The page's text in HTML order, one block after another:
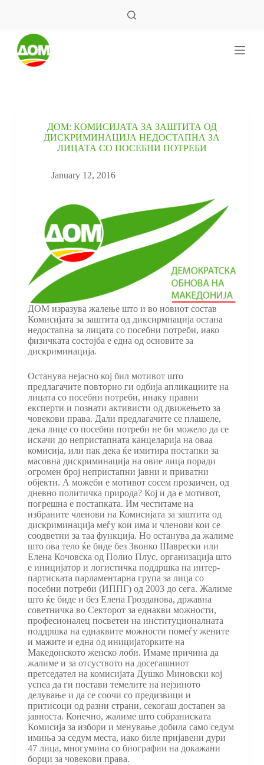
ДОМ: КОМИСИЈАТА ЗА ЗАШТИТА ОД
ДИСКРИМИНАЦИЈА НЕДОСТАПНА ЗА
ЛИЦАТА СО ПОСЕБНИ ПОТРЕБИ
January 12, 2016
ДОМ изразува жалење што и во новиот состав
Комисијата за заштита од диксирмнација остана
недостапна за лицата со посебни потреби, иако
физичката состојба е една од основите за
дискриминација.
Останува нејасно кој бил мотивот што
предлагачите повторно ги одбија апликациите на
лицата со посебни потреби, инаку правни
експерти и познати активисти од движењето за
човекови права. Дали предлагачите се плашеле,
дека лице со посебни потреби не би можело да се
искачи до непристапната канцеларија на оваа
комисија, или пак дека ќе имитира постапки за
масовна дискриминација на овие лица поради
огромен број непристапни јавни и приватни
објекти. А можеби е мотивот сосем прозаичен, од
дневно политичка природа? Кој и да е мотивот,
погрешна е постапката. Им честитаме на
избраните членови на Комисијата за заштита од
дискриминација меѓу кои има и членови кои се
соодветни за таа функција. Но останува да жалиме
што ова тело ќе биде без Звонко Шаврески или
Елена Кочовска од Полио Плус, организација што
е иницијатор и логистичка поддршка на интер-
партиската парламентарна група за лица со
посебни потреби (ИППГ) од 2003 до сега. Жалиме
што ќе биде и без Елена Грозданова, државна
советничка во Секторот за еднакви можности,
професионалец посветен на институционалната
поддршка на еднаквите можности помеѓу жените
и мажите и една од иницијаторките на
Македонското женско лоби. Имаме причина да
жалиме и за отсуството на досегашниот
претседател на комисијата Душко Миновски кој
успеа да ги постави темелите на нејзиното
делување и да се соочи со предизвици и
притисоци од разни страни, секогаш достапен за
јавноста. Конечно, жалиме што собраниската
Комисија за избори и менување добила само седум
имиња за седум места, иако биле пријавени дури
47 лица, многумина со биографии на докажани
борци за човекови права.